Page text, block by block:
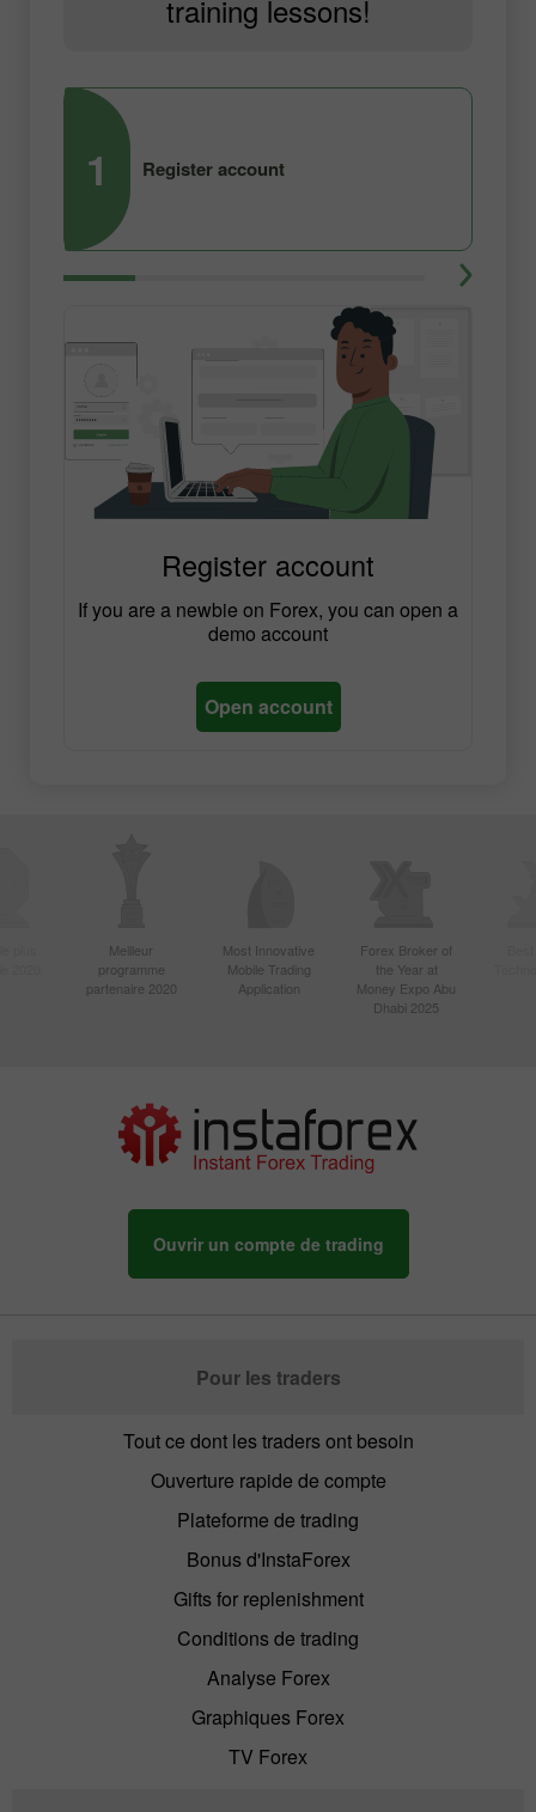
training lessons!
1 Register account
Register account
If you are a newbie on Forex, you can open a
demo account
Open account
Meilleur
programme
partenaire 2020
Most Innovative
Mobile Trading
Application
Forex Broker of
the Year at
Money Expo Abu
Dhabi 2025
Ouvrir un compte de trading
Pour les traders
Tout ce dont les traders ont besoin
Ouverture rapide de compte
Plateforme de trading
Bonus d'InstaForex
Gifts for replenishment
Conditions de trading
Analyse Forex
Graphiques Forex
TV Forex